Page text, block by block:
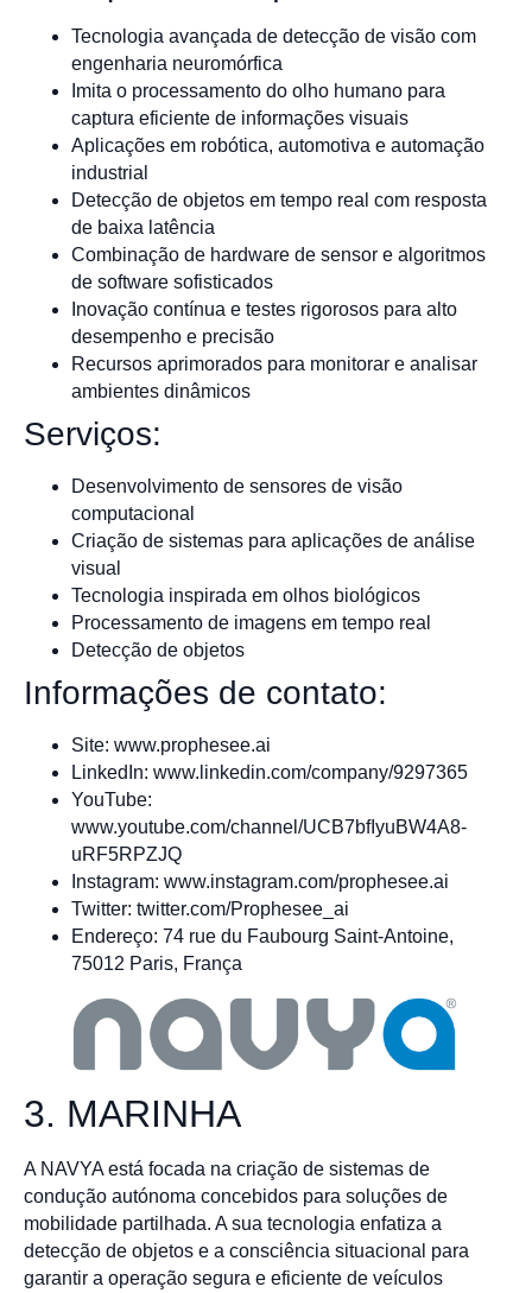
Tecnologia avançada de detecção de visão com
engenharia neuromórfica
Imita o processamento do olho humano para
captura eficiente de informações visuais
Aplicações em robótica, automotiva e automação
industrial
Detecção de objetos em tempo real com resposta
de baixa latência
Combinação de hardware de sensor e algoritmos
de software sofisticados
Inovação contínua e testes rigorosos para alto
desempenho e precisão
Recursos aprimorados para monitorar e analisar
ambientes dinâmicos
Serviços:
Desenvolvimento de sensores de visão
computacional
Criação de sistemas para aplicações de análise
visual
Tecnologia inspirada em olhos biológicos
Processamento de imagens em tempo real
Detecção de objetos
Informações de contato:
Site: www.prophesee.ai
LinkedIn: www.linkedin.com/company/9297365
YouTube:
www.youtube.com/channel/UCB7bfIyuBW4A8-
uRF5RPZJQ
Instagram: www.instagram.com/prophesee.ai
Twitter: twitter.com/Prophesee_ai
Endereço: 74 rue du Faubourg Saint-Antoine,
75012 Paris, França
3. MARINHA
A NAVYA está focada na criação de sistemas de
condução autónoma concebidos para soluções de
mobilidade partilhada. A sua tecnologia enfatiza a
detecção de objetos e a consciência situacional para
garantir a operação segura e eficiente de veículos